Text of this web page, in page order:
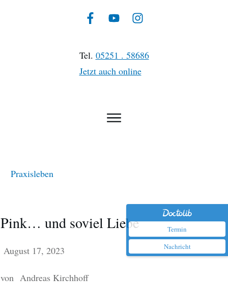
Termin
Nachricht
Tel. 05251 . 58686
Jetzt auch online
Praxisleben
Pink… und soviel Liebe
August 17, 2023
von Andreas Kirchhoff